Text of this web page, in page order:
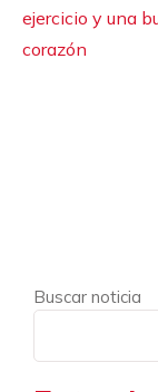
ejercicio y una
corazón
Buscar noticia